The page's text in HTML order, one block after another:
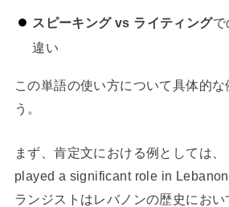
スピーキング vs ライティングで
違い
この単語の使い方について具体的な
う。
まず、肯定文における例としては
played a significant role in
ランジストはレバノンの歴史にお